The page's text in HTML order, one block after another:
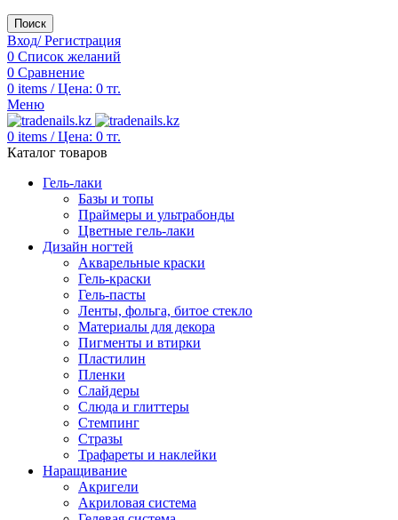
Поиск
Вход/ Регистрация
0 Список желаний
0 Сравнение
0 items / Цена: 0 тг.
Меню
0 items / Цена: 0 тг.
Каталог товаров
Гель-лаки
Базы и топы
Праймеры и ультрабонды
Цветные гель-лаки
Дизайн ногтей
Акварельные краски
Гель-краски
Гель-пасты
Ленты, фольга, битое стекло
Материалы для декора
Пигменты и втирки
Пластилин
Пленки
Слайдеры
Слюда и глиттеры
Стемпинг
Стразы
Трафареты и наклейки
Наращивание
Акригели
Акриловая система